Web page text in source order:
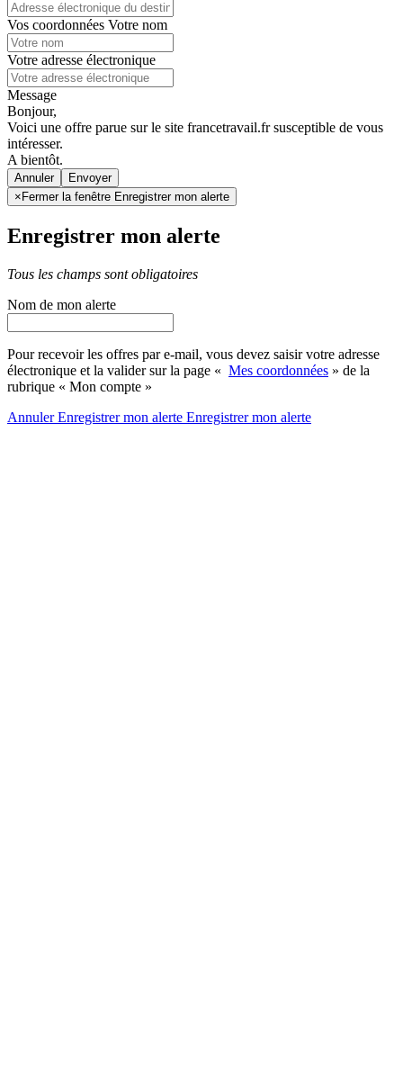
Vos coordonnées Votre nom
Votre adresse électronique
Message
Bonjour,
Voici une offre parue sur le site francetravail.fr susceptible de vous
intéresser.
A bientôt.
Annuler
× Fermer la fenêtre Enregistrer mon alerte
Enregistrer mon alerte
Tous les champs sont obligatoires
Nom de mon alerte
Pour recevoir les offres par e-mail, vous devez saisir votre adresse
électronique et la valider sur la page « Mes coordonnées » de la
rubrique « Mon compte »
AnnulerEnregistrer mon alerte Enregistrermon alerte